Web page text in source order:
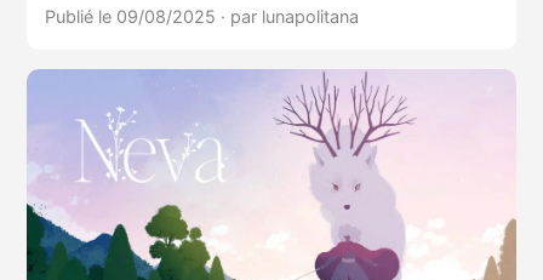
Publié le 09/08/2025 · par lunapolitana